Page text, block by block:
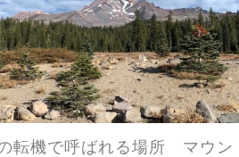
転機で呼ばれる場所 マウン